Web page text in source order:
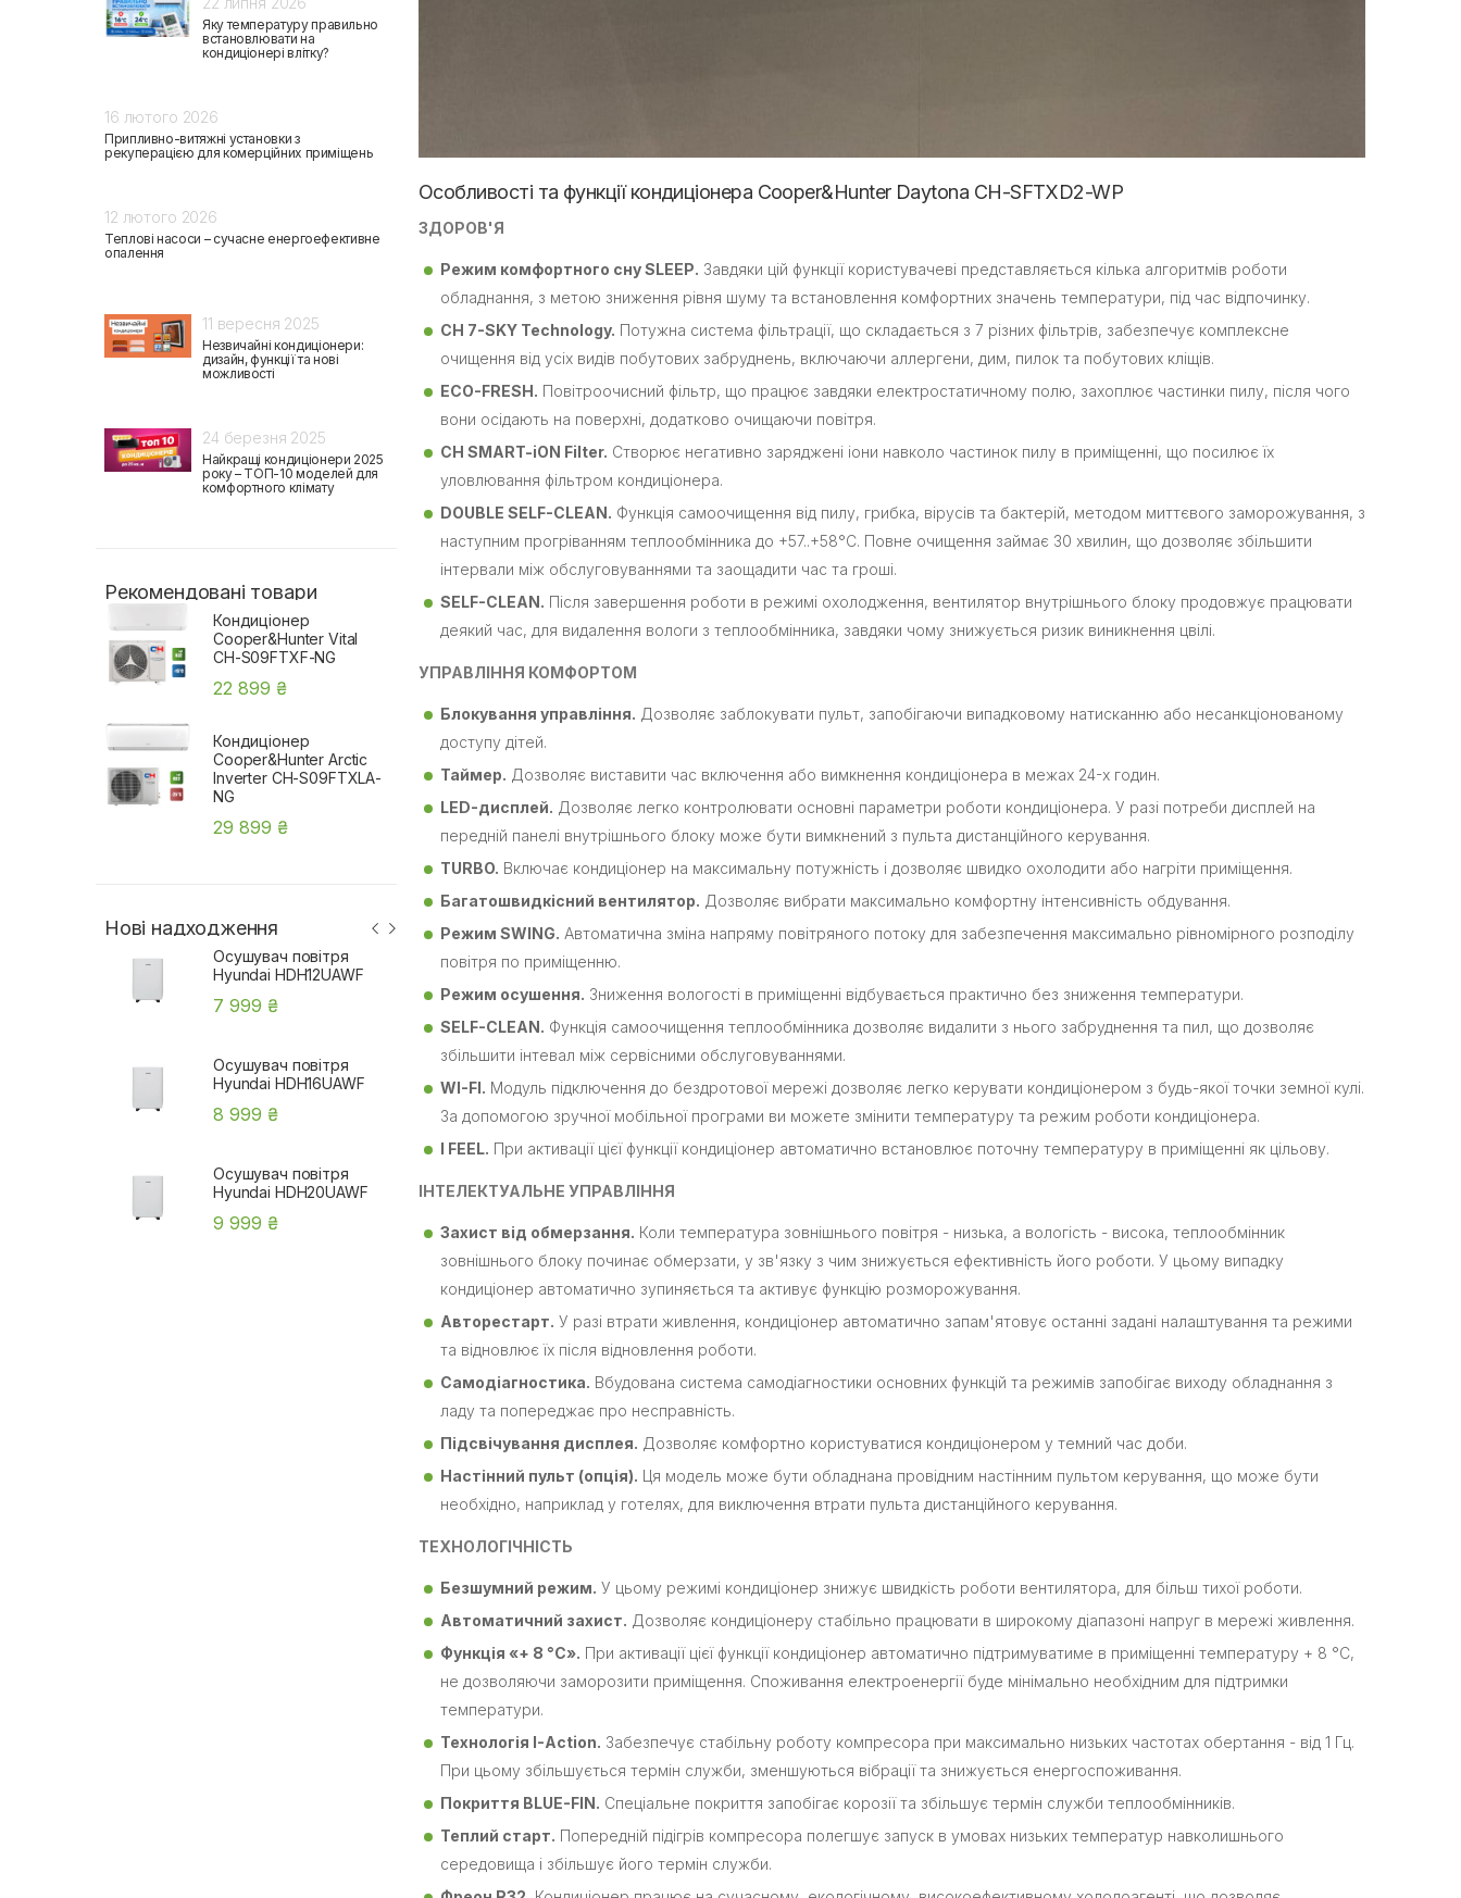
Яку температуру правильно
встановлювати на
кондиціонері влітку?
16 лютого 2026
Припливно-витяжні установки з
рекуперацією для комерційних приміщень
12 лютого 2026
Теплові насоси – сучасне енергоефективне
опалення
11 вересня 2025
Незвичайні кондиціонери:
дизайн, функції та нові
можливості
24 березня 2025
Найкращі кондиціонери 2025
року – ТОП-10 моделей для
комфортного клімату
Рекомендовані товари
Кондиціонер
Cooper&Hunter Vital
CH-S09FTXF-NG
22 899 ₴
Кондиціонер
Cooper&Hunter Arctic
Inverter CH-S09FTXLA-
NG
29 899 ₴
Нові надходження
Осушувач повітря
Hyundai HDH12UAWF
7 999 ₴
Осушувач повітря
Hyundai HDH16UAWF
8 999 ₴
Осушувач повітря
Hyundai HDH20UAWF
9 999 ₴
Осушувач повітря
Hyundai HDH30UA
10 599 ₴
Рекуператор Prana -
15 996 ₴
Портативна зарядна
600W
15 999 ₴
Особливості та функції кондиціонера Cooper&Hunter Daytona CH-SFTXD2-WP
ЗДОРОВ'Я
Режим комфортного сну SLEEP. Завдяки цій функції користувачеві представляється кілька алгоритмів роботи
обладнання, з метою зниження рівня шуму та встановлення комфортних значень температури, під час відпочинку.
CH 7-SKY Technology. Потужна система фільтрації, що складається з 7 різних фільтрів, забезпечує комплексне
очищення від усіх видів побутових забруднень, включаючи аллергени, дим, пилок та побутових кліщів.
ECO-FRESH. Повітроочисний фільтр, що працює завдяки електростатичному полю, захоплює частинки пилу, після чого
вони осідають на поверхні, додатково очищаючи повітря.
CH SMART-iON Filter. Створює негативно заряджені іони навколо частинок пилу в приміщенні, що посилює їх
уловлювання фільтром кондиціонера.
DOUBLE SELF-CLEAN. Функція самоочищення від пилу, грибка, вірусів та бактерій, методом миттєвого заморожування, з
наступним прогріванням теплообмінника до +57..+58°C. Повне очищення займає 30 хвилин, що дозволяє збільшити
інтервали між обслуговуваннями та заощадити час та гроші.
SELF-CLEAN. Після завершення роботи в режимі охолодження, вентилятор внутрішнього блоку продовжує працювати
деякий час, для видалення вологи з теплообмінника, завдяки чому знижується ризик виникнення цвілі.
УПРАВЛІННЯ КОМФОРТОМ
Блокування управління. Дозволяє заблокувати пульт, запобігаючи випадковому натисканню або несанкціонованому
доступу дітей.
Таймер. Дозволяє виставити час включення або вимкнення кондиціонера в межах 24-х годин.
LED-дисплей. Дозволяє легко контролювати основні параметри роботи кондиціонера. У разі потреби дисплей на
передній панелі внутрішнього блоку може бути вимкнений з пульта дистанційного керування.
TURBO. Включає кондиціонер на максимальну потужність і дозволяє швидко охолодити або нагріти приміщення.
Багатошвидкісний вентилятор. Дозволяє вибрати максимально комфортну інтенсивність обдування.
Режим SWING. Автоматична зміна напряму повітряного потоку для забезпечення максимально рівномірного розподілу
повітря по приміщенню.
Режим осушення. Зниження вологості в приміщенні відбувається практично без зниження температури.
SELF-CLEAN. Функція самоочищення теплообмінника дозволяє видалити з нього забруднення та пил, що дозволяє
збільшити інтевал між сервісними обслуговуваннями.
WI-FI. Модуль підключення до бездротової мережі дозволяє легко керувати кондиціонером з будь-якої точки земної кулі.
За допомогою зручної мобільної програми ви можете змінити температуру та режим роботи кондиціонера.
I FEEL. При активації цієї функції кондиціонер автоматично встановлює поточну температуру в приміщенні як цільову.
ІНТЕЛЕКТУАЛЬНЕ УПРАВЛІННЯ
Захист від обмерзання. Коли температура зовнішнього повітря - низька, а вологість - висока, теплообмінник
зовнішнього блоку починає обмерзати, у зв'язку з чим знижується ефективність його роботи. У цьому випадку
кондиціонер автоматично зупиняється та активує функцію розморожування.
Авторестарт. У разі втрати живлення, кондиціонер автоматично запам'ятовує останні задані налаштування та режими
та відновлює їх після відновлення роботи.
Самодіагностика. Вбудована система самодіагностики основних функцій та режимів запобігає виходу обладнання з
ладу та попереджає про несправність.
Підсвічування дисплея. Дозволяє комфортно користуватися кондиціонером у темний час доби.
Настінний пульт (опція). Ця модель може бути обладнана провідним настінним пультом керування, що може бути
необхідно, наприклад у готелях, для виключення втрати пульта дистанційного керування.
ТЕХНОЛОГІЧНІСТЬ
Безшумний режим. У цьому режимі кондиціонер знижує швидкість роботи вентилятора, для більш тихої роботи.
Автоматичний захист. Дозволяє кондиціонеру стабільно працювати в широкому діапазоні напруг в мережі живлення.
Функція «+ 8 °C». При активації цієї функції кондиціонер автоматично підтримуватиме в приміщенні температуру + 8 °C,
не дозволяючи заморозити приміщення. Споживання електроенергії буде мінімально необхідним для підтримки
температури.
Технологія I-Action. Забезпечує стабільну роботу компресора при максимально низьких частотах обертання - від 1 Гц.
При цьому збільшується термін служби, зменшуються вібрації та знижується енергоспоживання.
Покриття BLUE-FIN. Спеціальне покриття запобігає корозії та збільшує термін служби теплообмінників.
Теплий старт. Попередній підігрів компресора полегшує запуск в умовах низьких температур навколишнього
середовища і збільшує його термін служби.